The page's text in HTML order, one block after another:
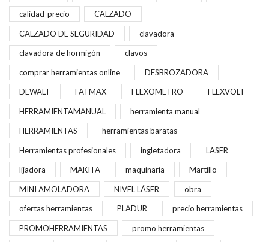
calidad-precio CALZADO
CALZADO DE SEGURIDAD clavadora
clavadora de hormigón clavos
comprar herramientas online DESBROZADORA
DEWALT FATMAX FLEXOMETRO FLEXVOLT
HERRAMIENTAMANUAL herramienta manual
HERRAMIENTAS herramientas baratas
Herramientas profesionales ingletadora LASER
lijadora MAKITA maquinaria Martillo
MINI AMOLADORA NIVEL LÁSER obra
ofertas herramientas PLADUR precio herramientas
PROMOHERRAMIENTAS promo herramientas